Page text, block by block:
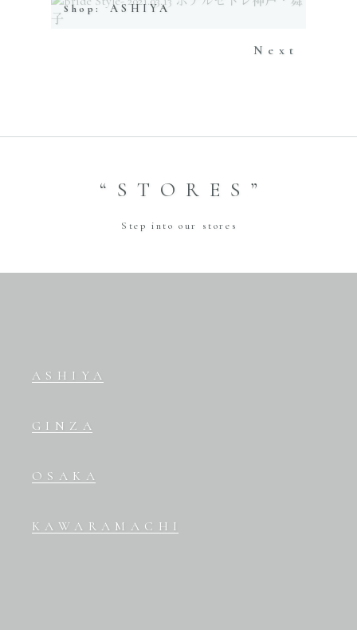
Shop: ASHIYA
Next
“STORES”
Step into our stores
ASHIYA
GINZA
OSAKA
KAWARAMACHI